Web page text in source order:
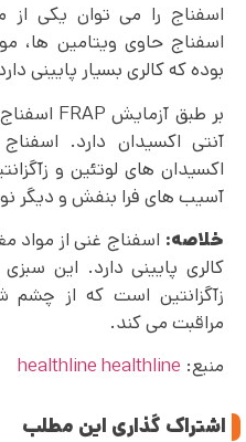
اسفناج را می‌ توان یکی
اسفناج حاوی ویتامین ها،
بوده که کالری بسیار پایینی
آنتی اکسیدان دارد.
اکسیدان های لوتئین و
آسیب‌ های فرا بنفش و دیگر
خلاصه: اسفناج غنی از مواد
کالری پایینی دارد. این
زآگزانتین است که از چشم
مراقبت می کند.
منبع:
healthline healthline
اشتراک گذاری این مطلب